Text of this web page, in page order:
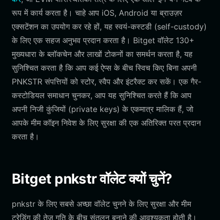
रूप में कार्य करता है। चाहे आप iOS, Android या ब्राउज़र
एक्सटेंशन का उपयोग कर रहे हों, यह स्वयं-कस्टडी (self-custody)
के लिए एक सहज अनुभव प्रदान करता है। Bitget वॉलेट 130+
मुख्यधारा के ब्लॉकचेन और लाखों टोकनों का समर्थन करता है, यह
सुनिश्चित करता है कि आप कई ऐप्स के बीच स्विच किए बिना अपनी
PNKSTR संपत्तियों को स्टोर, स्वैप और इंटरैक्ट कर सकें। एक गैर-
कस्टोडियल समाधान चुनकर, आप यह सुनिश्चित करते हैं कि आप
अपनी निजी कुंजियों (private keys) के एकमात्र मालिक हैं, जो
आपके मीम कॉइन निवेश के लिए सुरक्षा की एक अतिरिक्त परत प्रदान
करता है।
Bitget pnkstr वॉलेट क्यों चुनें?
pnkstr के लिए सबसे अच्छा वॉलेट चुनने के लिए सुरक्षा और मीम
ट्रेडिंग की तेज़ गति के बीच संतुलन बनाने की आवश्यकता होती है।